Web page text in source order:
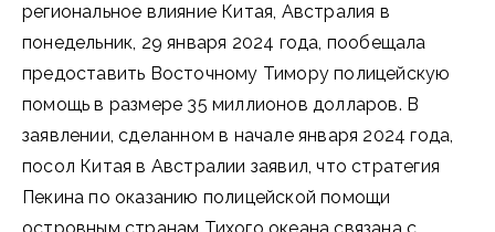
региональное влияние Китая, Австралия в
понедельник, 29 января 2024 года, пообещала
предоставить Восточному Тимору полицейскую
помощь в размере 35 миллионов долларов. В
заявлении, сделанном в начале января 2024 года,
посол Китая в Австралии заявил, что стратегия
Пекина по оказанию полицейской помощи